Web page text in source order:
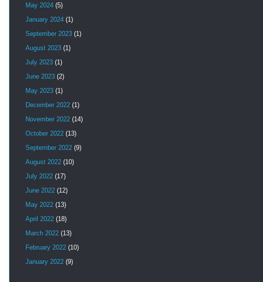
May 2024 (5)
January 2024 (1)
September 2023 (1)
August 2023 (1)
July 2023 (1)
June 2023 (2)
May 2023 (1)
December 2022 (1)
November 2022 (14)
October 2022 (13)
September 2022 (9)
August 2022 (10)
July 2022 (17)
June 2022 (12)
May 2022 (13)
April 2022 (18)
March 2022 (13)
February 2022 (10)
January 2022 (9)